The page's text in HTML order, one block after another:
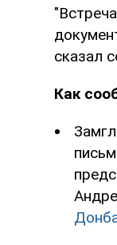
сказал
Как